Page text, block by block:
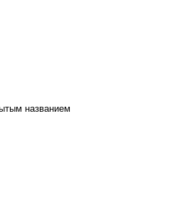
названием